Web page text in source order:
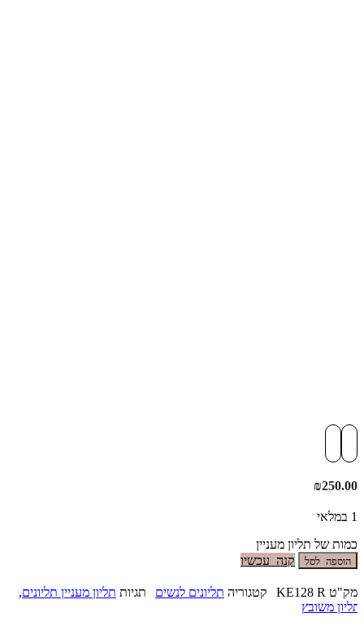
₪250.00
1 במלאי
כמות של תליון מעניין
הוספה לסל קנה עכשיו
מק"ט KE128 R קטגוריה תליונים לנשים תגיות תליון מעניין תליונים,
תליון משובץ